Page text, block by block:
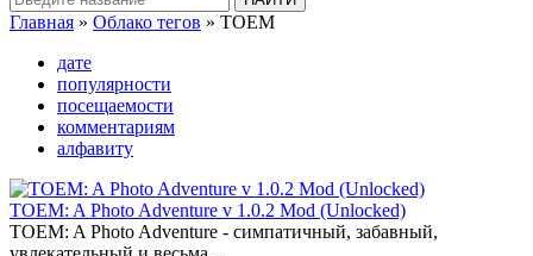
Главная » Облако тегов » TOEM
дате
популярности
посещаемости
комментариям
алфавиту
TOEM: A Photo Adventure v 1.0.2 Mod (Unlocked)
TOEM: A Photo Adventure - симпатичный, забавный,